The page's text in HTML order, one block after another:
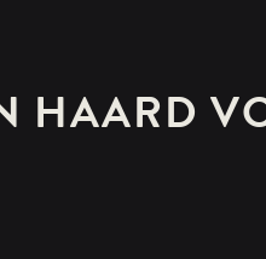
HAARD